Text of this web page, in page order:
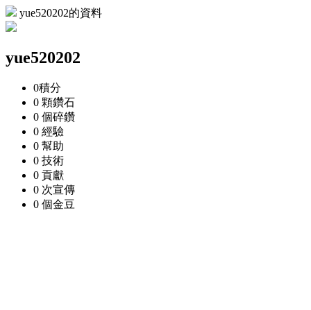
yue520202的資料
yue520202
0積分
0 顆鑽石
0 個碎鑽
0 經驗
0 幫助
0 技術
0 貢獻
0 次宣傳
0 個金豆